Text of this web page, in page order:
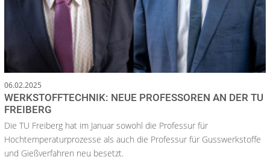
06.02.2025
WERKSTOFFTECHNIK: NEUE PROFESSOREN AN DER TU
FREIBERG
Die TU Freiberg hat im Januar sowohl die Professur für
Hochtemperaturprozesse als auch die Professur für Gusswerkstoffe
und Gießverfahren neu besetzt.